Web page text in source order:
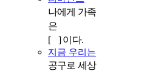
나에게 가족
은
[ ] 이다.
지금 우리는
공구로 세상